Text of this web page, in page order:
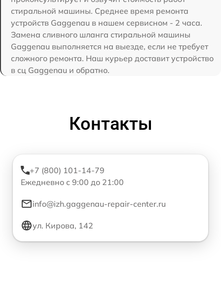
стиральной машины. Среднее время ремонта
устройств Gaggenau в нашем сервисном - 2 часа.
Замена сливного шланга стиральной машины
Gaggenau выполняется на выезде, если не требует
сложного ремонта. Наш курьер доставит устройство
в сц Gaggenau и обратно.
Контакты
+7 (800) 101-14-79
Ежедневно с 9:00 до 21:00
info@izh.gaggenau-repair-center.ru
ул. Кирова, 142